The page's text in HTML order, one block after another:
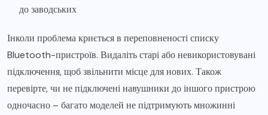
до заводських
Інколи проблема криється в переповненості списку
Bluetooth-пристроїв. Видаліть старі або невикористовувані
підключення, щоб звільнити місце для нових. Також
перевірте, чи не підключені навушники до іншого пристрою
одночасно – багато моделей не підтримують множинні